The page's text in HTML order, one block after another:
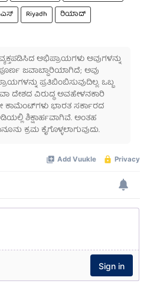
Riyadh ರಿಯಾದ್
ಅಭಿಪ್ರಾಯಗಳು ಅವುಗಳನ್ನು
ಜವಾಬ್ದಾರಿಯಾಗಿದೆ; ಅವು
ಪ್ರತಿಬಿಂಬಿಸುವುದಿಲ್ಲ. ಒಬ್ಬ
ದೇಶದ ವಿರುದ್ಧ ಅವಹೇಳನಕಾರಿ
ಕಾಮೆಂಟ್‌ಗಳು ಭಾರತ ಸರ್ಕಾರದ
ಶಿಕ್ಷಾರ್ಹವಾಗಿವೆ. ಅಂತಹ
ಕ್ರಮ ಕೈಗೊಳ್ಳಲಾಗುವುದು.